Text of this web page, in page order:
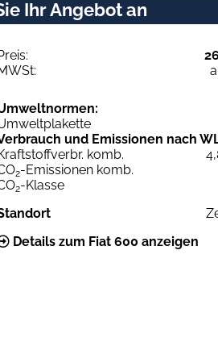
Ihr Angebot an
und Emissionen nach
komb.
2-Emissionen komb.
2-Klasse
Details zum Fiat 600 anzeigen